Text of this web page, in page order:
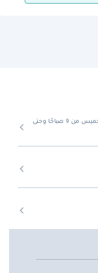
من الأحد إلى الخميس من 9 صباحًا وحتى